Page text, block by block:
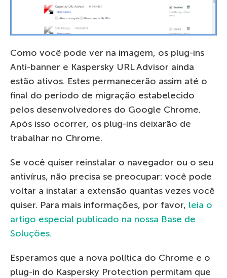
Como você pode ver na imagem, os plug-ins
Anti-banner e Kaspersky URL Advisor ainda
estão ativos. Estes permanecerão assim até o
final do período de migração estabelecido
pelos desenvolvedores do Google Chrome.
Após isso ocorrer, os plug-ins deixarão de
trabalhar no Chrome.
Se você quiser reinstalar o navegador ou o seu
antivírus, não precisa se preocupar: você pode
voltar a instalar a extensão quantas vezes você
quiser. Para mais informações, por favor, leia o
artigo especial publicado na nossa Base de
Soluções.
Esperamos que a nova política do Chrome e o
plug-in do Kaspersky Protection permitam que